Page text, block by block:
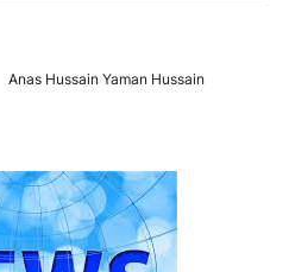
Anas Hussain Yaman Hussain